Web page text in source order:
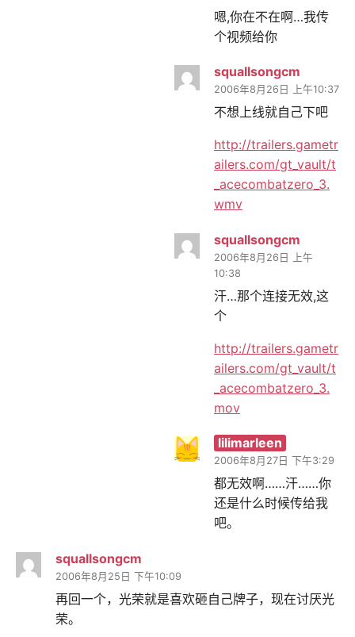
嗯,你在不在啊…我传
个视频给你
squallsongcm
2006年8月26日 上午10:37
不想上线就自己下吧
http://trailers.gametr
ailers.com/gt_vault/t
_acecombatzero_3.
wmv
squallsongcm
2006年8月26日 上午
10:38
汗…那个连接无效,这
个
http://trailers.gametr
ailers.com/gt_vault/t
_acecombatzero_3.
mov
lilimarleen
2006年8月27日 下午3:29
都无效啊……汗……你
还是什么时候传给我
吧。
squallsongcm
2006年8月25日 下午10:09
再回一个，光荣就是喜欢砸自己牌子，现在讨厌光
荣。